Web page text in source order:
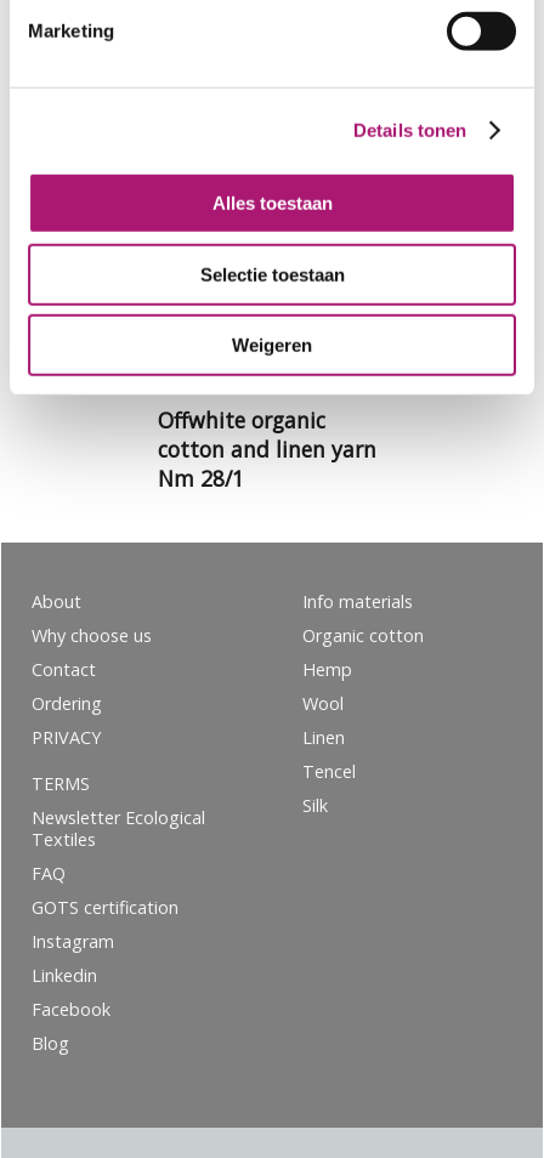
Marketing
Details tonen
Alles toestaan
Selectie toestaan
Weigeren
and linen yarn Nm
Offwhite organic
cotton and linen yarn
Nm 28/1
About
Why choose us
Contact
Ordering
PRIVACY
Info materials
Organic cotton
Hemp
Wool
Linen
Tencel
Silk
TERMS
Newsletter Ecological
Textiles
FAQ
GOTS certification
Instagram
Linkedin
Facebook
Blog